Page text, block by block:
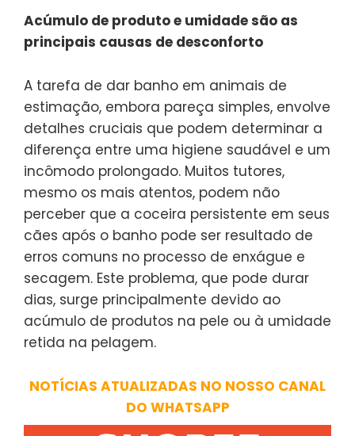
Acúmulo de produto e umidade são as
principais causas de desconforto
A tarefa de dar banho em animais de
estimação, embora pareça simples, envolve
detalhes cruciais que podem determinar a
diferença entre uma higiene saudável e um
incômodo prolongado. Muitos tutores,
mesmo os mais atentos, podem não
perceber que a coceira persistente em seus
cães após o banho pode ser resultado de
erros comuns no processo de enxágue e
secagem. Este problema, que pode durar
dias, surge principalmente devido ao
acúmulo de produtos na pele ou à umidade
retida na pelagem.
NOTÍCIAS ATUALIZADAS NO NOSSO CANAL
DO WHATSAPP